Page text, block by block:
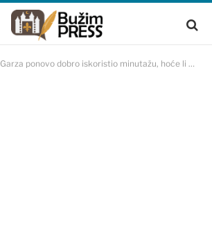
Garza ponovo dobro iskoristio minutažu, hoće li se nametnuti treneru?